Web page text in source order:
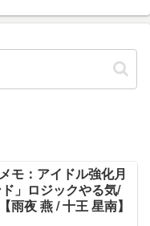
モ：アイドル強化月
」ロジックやる気/
雨夜 燕 / 十王 星南】